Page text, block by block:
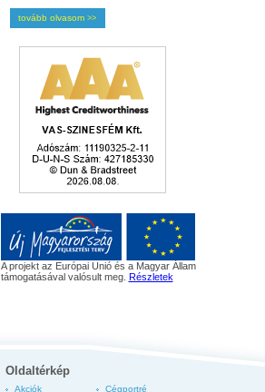
tovább olvasom >>
A projekt az Európai Unió és a Magyar Állam
támogatásával valósult meg. Részletek
Oldaltérkép
Akciók Cégportré